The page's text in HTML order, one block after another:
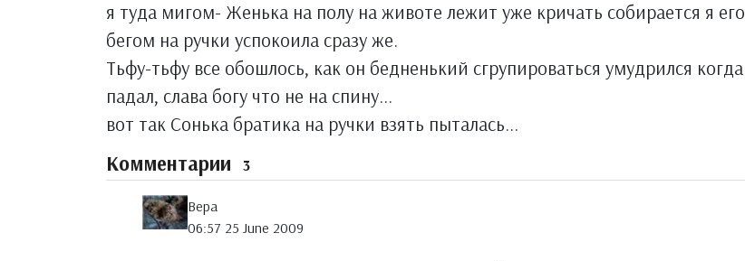
я туда мигом- Женька на полу на животе лежит уже кричать собирается я его
бегом на ручки успокоила сразу же.
Тьфу-тьфу все обошлось, как он бедненький сгрупироваться умудрился когда
падал, слава богу что не на спину...
вот так Сонька братика на ручки взять пыталась...
Комментарии 3
Вера
06:57 25 June 2009